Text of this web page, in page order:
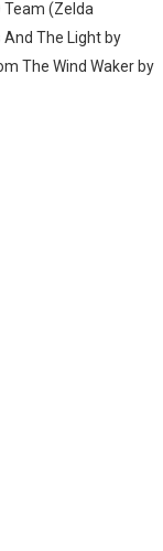
Team (Zelda
The Light by
The Wind Waker by